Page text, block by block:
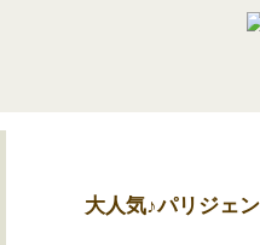
大人気♪パリジェ